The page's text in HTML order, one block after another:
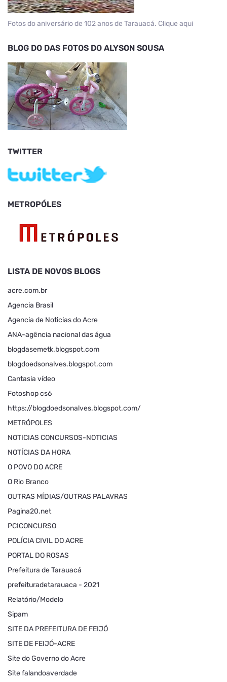
Fotos do aniversário de 102 anos de Tarauacá. Clique aqui
BLOG DO DAS FOTOS DO ALYSON SOUSA
TWITTER
METROPÓLES
LISTA DE NOVOS BLOGS
acre.com.br
Agencia Brasil
Agencia de Noticias do Acre
ANA-agência nacional das água
blogdasemetk.blogspot.com
blogdoedsonalves.blogspot.com
Cantasia vídeo
Fotoshop cs6
https://blogdoedsonalves.blogspot.com/
METRÓPOLES
NOTICIAS CONCURSOS-NOTICIAS
NOTÍCIAS DA HORA
O POVO DO ACRE
O Rio Branco
OUTRAS MÍDIAS/OUTRAS PALAVRAS
Pagina20.net
PCICONCURSO
POLÍCIA CIVIL DO ACRE
PORTAL DO ROSAS
Prefeitura de Tarauacá
prefeituradetarauaca - 2021
Relatório/Modelo
Sipam
SITE DA PREFEITURA DE FEIJÓ
SITE DE FEIJÓ-ACRE
Site do Governo do Acre
Site falandoaverdade